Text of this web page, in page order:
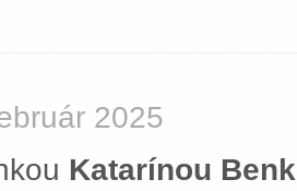
2025
Katarínou